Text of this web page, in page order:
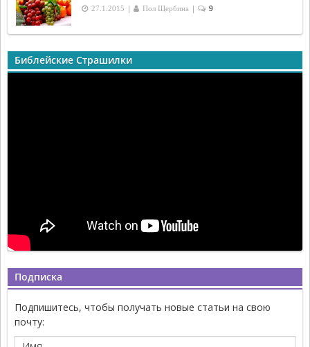
27.1.2015 | Пол Щербина | 9
Библейские Страшилки
Подписка
Подпишитесь, чтобы получать новые статьи на свою
почту: